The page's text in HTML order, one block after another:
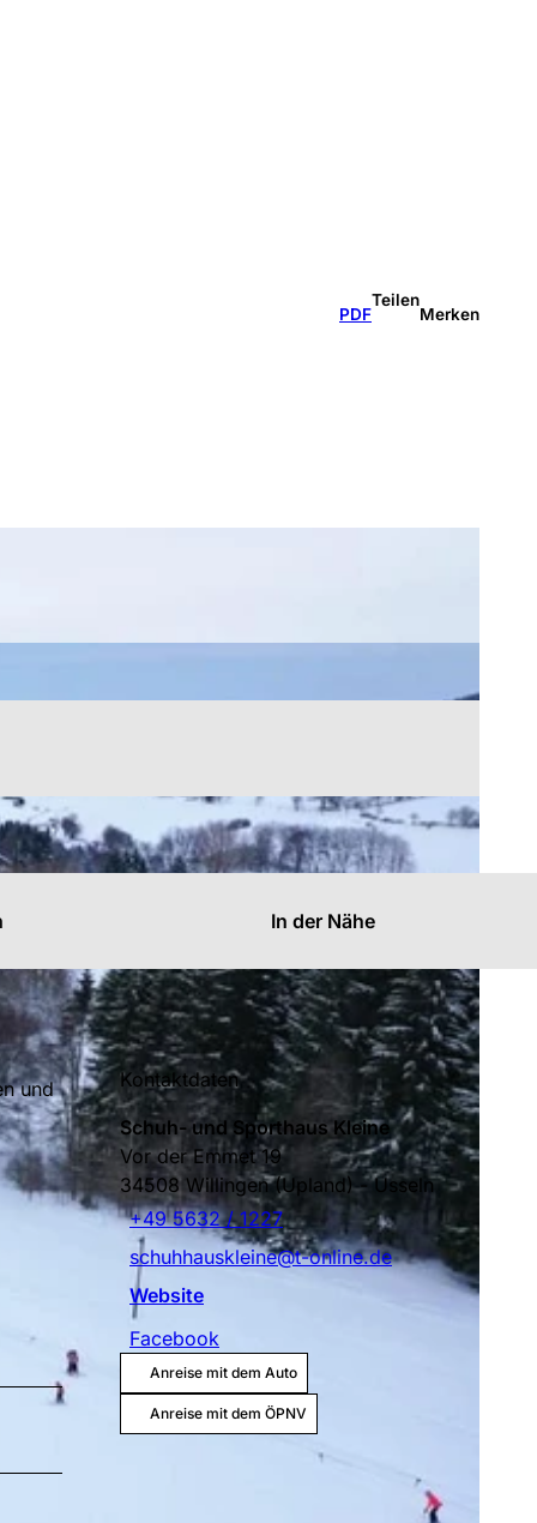
PDF
Teilen
Merken
In der Nähe
und
Kontaktdaten
Schuh- und Sporthaus Kleine
Vor der Emmet 19
34508 Willingen (Upland)- Usseln
+49 5632 / 1227
schuhhauskleine@t-online.de
Website
Facebook
Anreise mit dem Auto
Anreise mit dem ÖPNV